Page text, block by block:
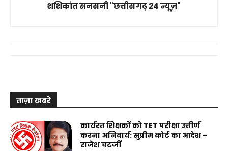
शशिकांत सनसनी "छत्तीसगढ़ 24 न्यूज़"
ताज़ा खबरे
कार्यरत शिक्षकों को TET परीक्षा उत्तीर्ण
करना अनिवार्य: सुप्रीम कोर्ट का आदेश –
राजेश चटर्जी